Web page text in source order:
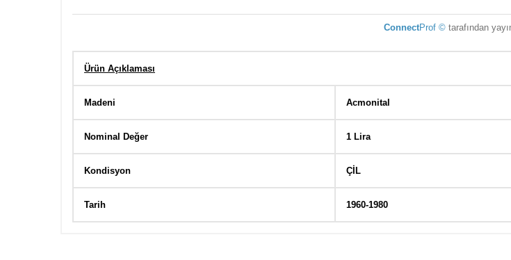
ConnectProf ©tarafından
Ürün Açıklaması
Madeni Acmonital
Nominal Değer 1 Lira
Kondisyon ÇİL
Tarih 1960-1980